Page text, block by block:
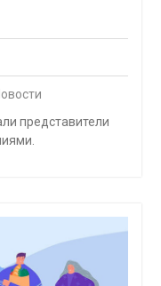
представители